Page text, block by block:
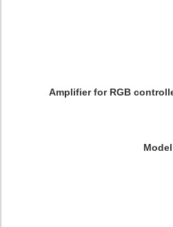
Amplifier for RGB